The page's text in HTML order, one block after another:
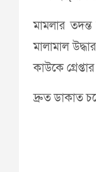
মামলার
মালামাল
কাউকে
দ্রুত ডাকাত